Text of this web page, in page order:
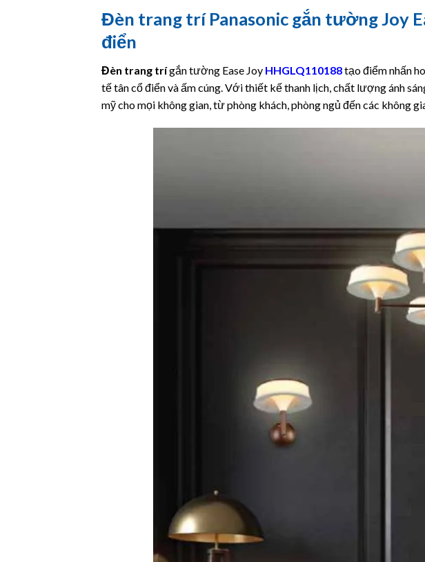
Đèn trang trí Panasonic gắn tường Joy
điển
Đèn trang trígắn tường Ease Joy HHGLQ110188tạo điểm nhấn
tế tân cổ điển và ấm cúng. Với thiết kế thanh lịch, chất lượng ánh
mỹ cho mọi không gian, từ phòng khách, phòng ngủ đến các không